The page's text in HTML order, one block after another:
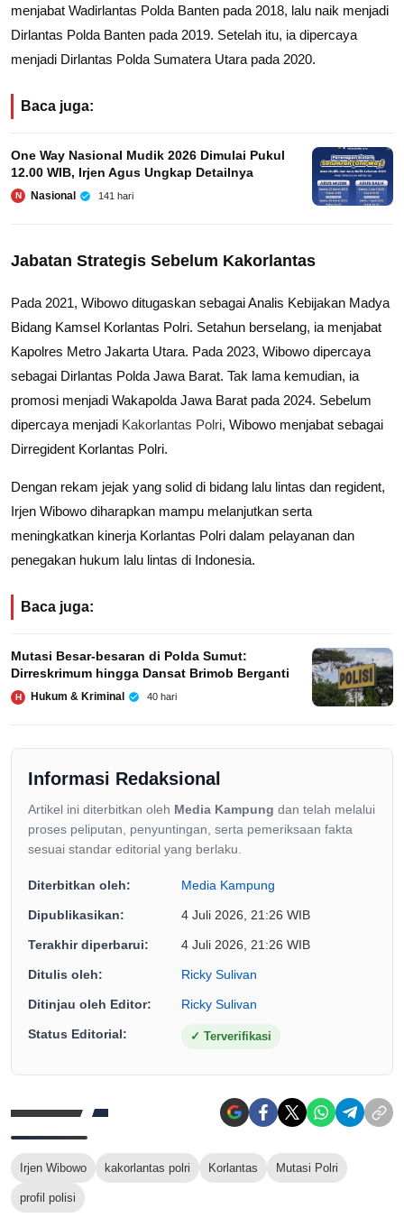
menjabat Wadirlantas Polda Banten pada 2018, lalu naik menjadi
Dirlantas Polda Banten pada 2019. Setelah itu, ia dipercaya
menjadi Dirlantas Polda Sumatera Utara pada 2020.
Baca juga:
One Way Nasional Mudik 2026 Dimulai Pukul
12.00 WIB, Irjen Agus Ungkap Detailnya
N Nasional 141 hari
Jabatan Strategis Sebelum Kakorlantas
Pada 2021, Wibowo ditugaskan sebagai Analis Kebijakan Madya
Bidang Kamsel Korlantas Polri. Setahun berselang, ia menjabat
Kapolres Metro Jakarta Utara. Pada 2023, Wibowo dipercaya
sebagai Dirlantas Polda Jawa Barat. Tak lama kemudian, ia
promosi menjadi Wakapolda Jawa Barat pada 2024. Sebelum
dipercaya menjadi Kakorlantas Polri, Wibowo menjabat sebagai
Dirregident Korlantas Polri.
Dengan rekam jejak yang solid di bidang lalu lintas dan regident,
Irjen Wibowo diharapkan mampu melanjutkan serta
meningkatkan kinerja Korlantas Polri dalam pelayanan dan
penegakan hukum lalu lintas di Indonesia.
Baca juga:
Mutasi Besar-besaran di Polda Sumut:
Dirreskrimum hingga Dansat Brimob Berganti
H Hukum & Kriminal 40 hari
Informasi Redaksional
Artikel ini diterbitkan oleh Media Kampung dan telah melalui
proses peliputan, penyuntingan, serta pemeriksaan fakta
sesuai standar editorial yang berlaku.
Diterbitkan oleh: Media Kampung
Dipublikasikan: 4 Juli 2026, 21:26 WIB
Terakhir diperbarui: 4 Juli 2026, 21:26 WIB
Ditulis oleh: Ricky Sulivan
Ditinjau oleh Editor: Ricky Sulivan
Status Editorial: ✓ Terverifikasi
Irjen Wibowo kakorlantas polri Korlantas Mutasi Polri
profil polisi